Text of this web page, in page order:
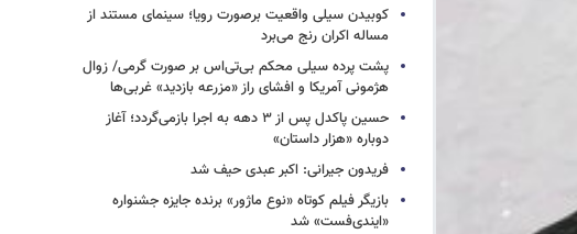
کوبیدن سیلی واقعیت برصورت رویا؛ سینمای مستند از
مساله اکران رنج می‌برد
پشت پرده سیلی محکم بی‌تی‌اس بر صورت گرمی/ زوال
هژمونی آمریکا و افشای راز «مزرعه بازدید» غربی‌ها
حسین پاکدل پس از ۳ دهه به اجرا بازمی‌گردد؛ آغاز
دوباره «هزار داستان»
فریدون جیرانی: اکبر عبدی حیف شد
بازیگر فیلم کوتاه «نوع ماژور» برنده جایزه جشنواره
«ایندی‌فست» شد